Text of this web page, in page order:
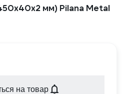
мм) Pilana Metal
на товар